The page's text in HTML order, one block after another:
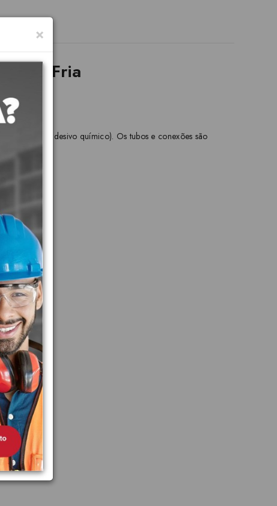
e Fria
solvente (adesivo químico). Os tubos e conexões são
×